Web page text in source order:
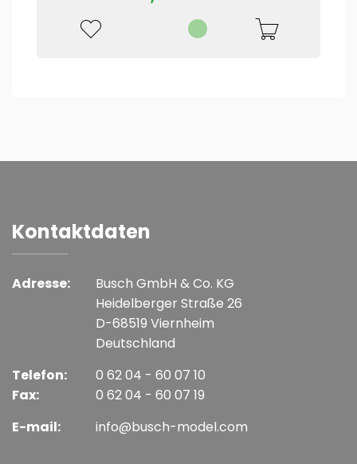
Kontaktdaten
Adresse:
Busch GmbH & Co. KG
Heidelberger Straße 26
D-68519 Viernheim
Deutschland
Telefon:
Fax:
0 62 04 - 60 07 10
0 62 04 - 60 07 19
E-mail:
info@busch-model.com